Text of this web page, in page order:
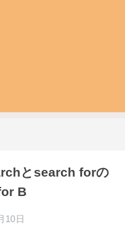
とsearch forの
B
10日